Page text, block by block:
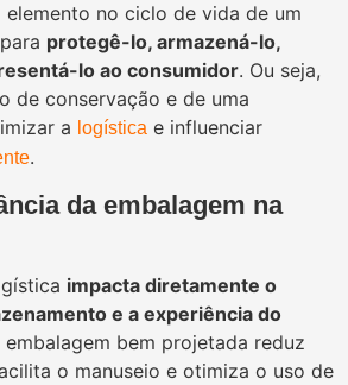
elemento no ciclo de vida de um
protegê-lo, armazená-lo,
lo ao consumidor. Ou seja,
de conservação e de uma
a logística e influenciar
.
da embalagem na
impacta diretamente o
e a experiência do
embalagem bem projetada reduz
o manuseio e otimiza o uso de